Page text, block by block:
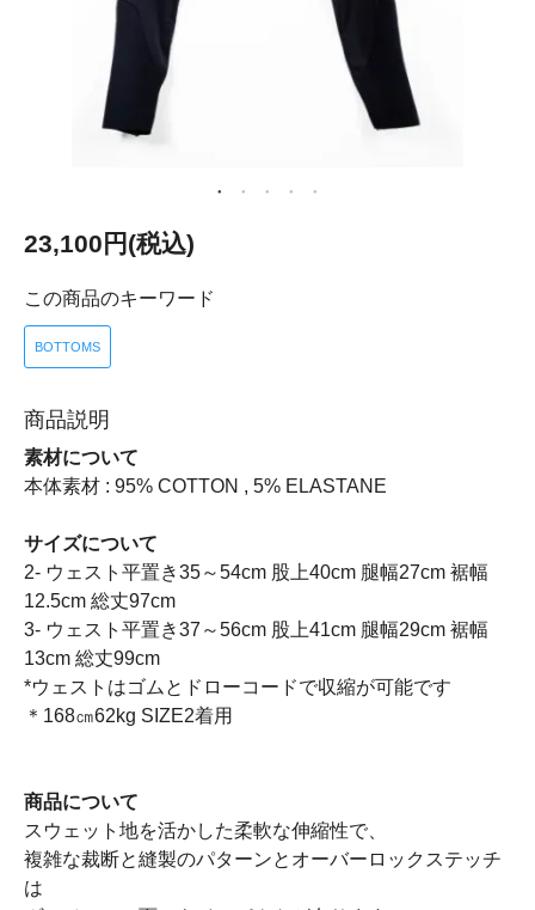
23,100円(税込)
この商品のキーワード
BOTTOMS
商品説明
素材について
本体素材 : 95% COTTON , 5% ELASTANE
サイズについて
2- ウェスト平置き35～54cm 股上40cm 腿幅27cm 裾幅
12.5cm 総丈97cm
3- ウェスト平置き37～56cm 股上41cm 腿幅29cm 裾幅
13cm 総丈99cm
*ウェストはゴムとドローコードで収縮が可能です
＊168㎝62kg SIZE2着用
商品について
スウェット地を活かした柔軟な伸縮性で、
複雑な裁断と縫製のパターンとオーバーロックステッチ
は